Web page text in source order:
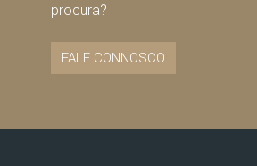
procura?
FALE CONNOSCO